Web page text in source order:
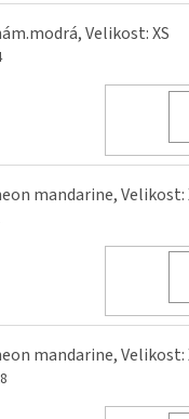
Velikost: XS
mandarine, Velikost:
mandarine, Velikost: